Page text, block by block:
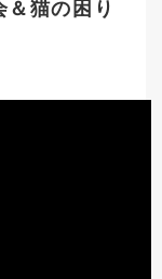
猫の困り